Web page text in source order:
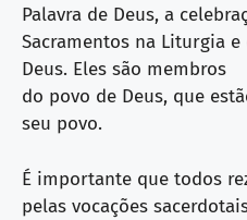
Palavra de Deus, a
Sacramentos na Liturgia
Deus. Eles são membros
do povo de Deus, que
seu povo.
É importante que todos
pelas vocações